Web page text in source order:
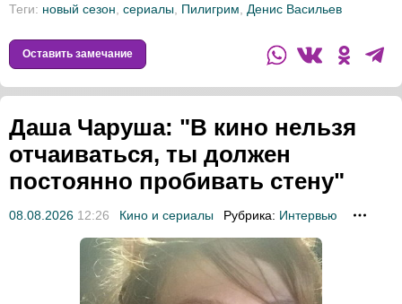
Теги: новый сезон сериалы Пилигрим Денис Васильев
Оставить замечание
Даша Чаруша: "В кино нельзя
отчаиваться, ты должен
постоянно пробивать стену"
08.08.2026 12:26 Кино и сериалы Рубрика: Интервью